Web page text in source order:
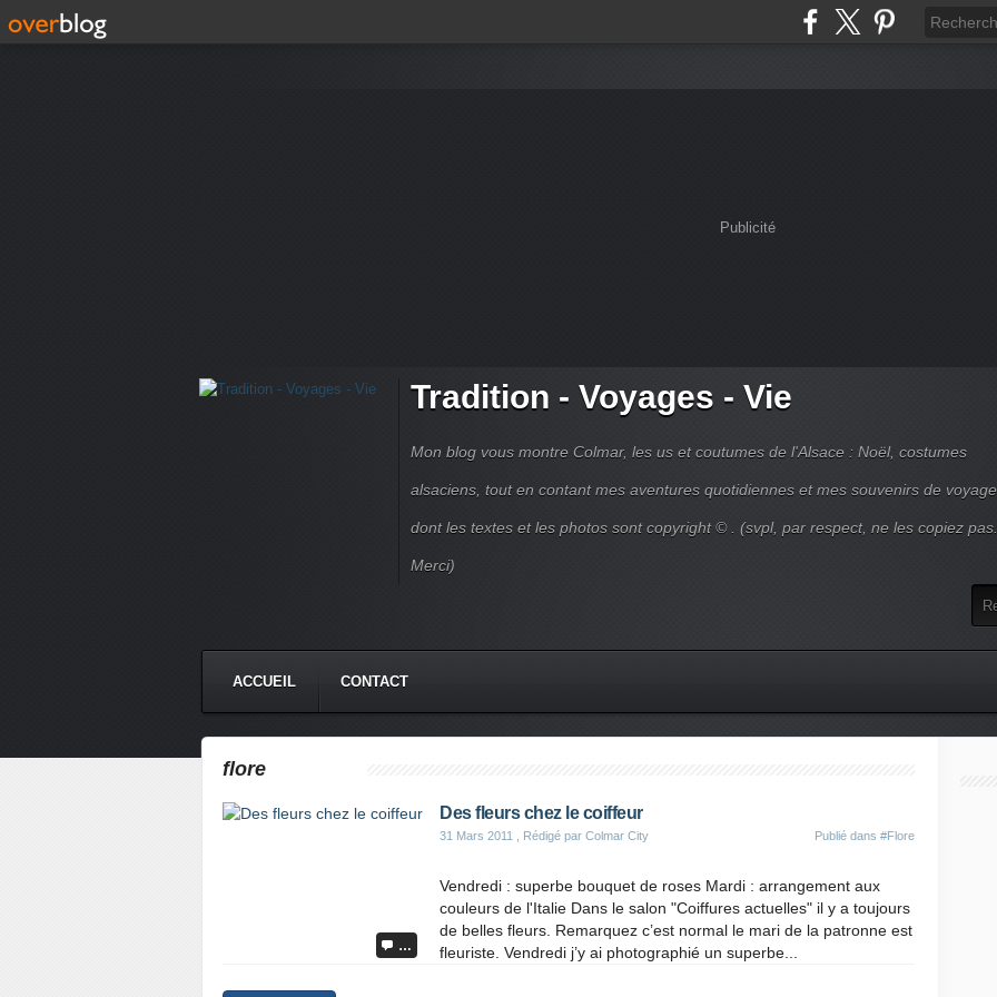
Publicité
Tradition - Voyages - Vie
Mon blog vous montre Colmar, les us et coutumes de l'Alsace : Noël, costumes
alsaciens, tout en contant mes aventures quotidiennes et mes souvenirs de
dont les textes et les photos sont copyright © . (svpl, par respect, ne les copiez pas.
Merci)
ACCUEIL CONTACT
flore
…
Des fleurs chez le coiffeur
31 Mars 2011 , Rédigé par Colmar City Publié dans #Flore
Vendredi : superbe bouquet de roses Mardi : arrangement aux
couleurs de l'Italie Dans le salon "Coiffures actuelles" il y a toujours
de belles fleurs. Remarquez c’est normal le mari de la patronne est
fleuriste. Vendredi j’y ai photographié un superbe...